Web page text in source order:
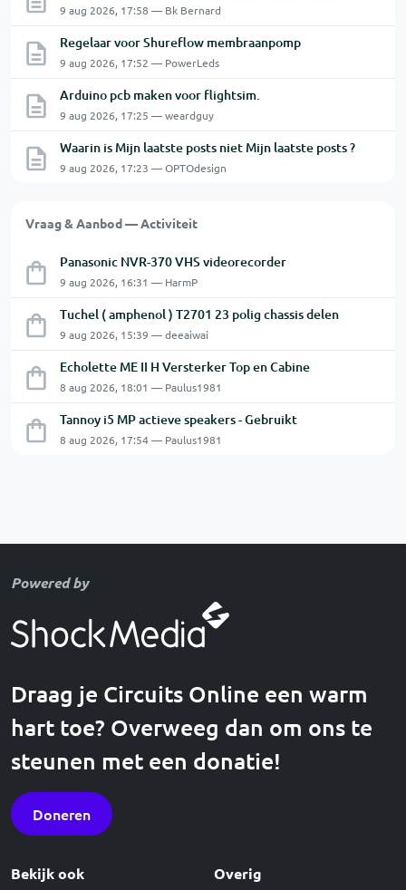
9 aug 2026, 17:58 — Bk Bernard
Regelaar voor Shureflow membraanpomp
9 aug 2026, 17:52 — PowerLeds
Arduino pcb maken voor flightsim.
9 aug 2026, 17:25 — weardguy
Waarin is Mijn laatste posts niet Mijn laatste posts ?
9 aug 2026, 17:23 — OPTOdesign
Vraag & Aanbod — Activiteit
Panasonic NVR-370 VHS videorecorder
9 aug 2026, 16:31 — HarmP
Tuchel ( amphenol ) T2701 23 polig chassis delen
9 aug 2026, 15:39 — deeaiwai
Echolette ME II H Versterker Top en Cabine
8 aug 2026, 18:01 — Paulus1981
Tannoy i5 MP actieve speakers - Gebruikt
8 aug 2026, 17:54 — Paulus1981
Powered by
Draag je Circuits Online een warm
hart toe? Overweeg dan om ons te
steunen met een donatie!
Doneren
Bekijk ook Overig